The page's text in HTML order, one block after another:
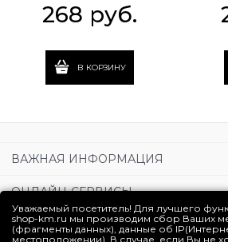
268 руб.
В КОРЗИНУ
ВАЖНАЯ ИНФОРМАЦИЯ
ОНЛАЙН-СЕРВИСЫ
УСЛУГИ
Уважаемый посетитель! Для лучшего
shop-km.ru мы производим сбор Ваших
(фрагменты данных), данные об
местоположении). В случае, если Вы не